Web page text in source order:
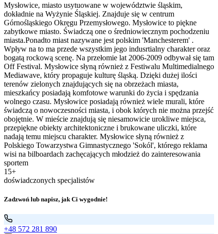
Mysłowice, miasto usytuowane w województwie śląskim,
dokładnie na Wyżynie Śląskiej. Znajduje się w centrum
Górnośląskiego Okręgu Przemysłowego. Mysłowice to piękne
zabytkowe miasto. Świadczą one o średniowiecznym pochodzeniu
miasta.Ponadto miast nazywane jest polskim 'Manchesterem' .
Wpływ na to ma przede wszystkim jego indusrtialny charakter oraz
bogatą rockową scenę. Na przełomie lat 2006-2009 odbywał się tam
Off Festival. Mysłowice słyną również z Festiwalu Multimedialnego
Mediawave, który propaguje kulturę śląską. Dzięki dużej ilości
terenów zielonych znajdujących się na obrzeżach miasta,
mieszkańcy posiadają komfotowe warunki do życia i spędzania
wolnego czasu. Mysłowice posiadają również wiele murali, które
świadczą o nowoczesności miasta, i obok których nie można przejść
obojętnie. W mieście znajdują się niesamowicie urokliwe miejsca,
przepiękne obiekty architektoniczne i brukowane uliczki, które
nadają temu miejscu charakter. Mysłowice słyną również z
Polskiego Towarzystwa Gimnastycznego 'Sokól', którego reklama
wisi na bilboardach zachęcających młodzież do zainteresowania
sportem
15+
doświadczonych specjalistów
Zadzwoń lub napisz, jak Ci wygodnie!
+48 572 281 890